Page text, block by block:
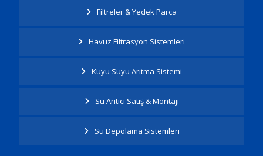
Filtreler & Yedek Parça
Havuz Filtrasyon Sistemleri
Kuyu Suyu Arıtma Sistemi
Su Arıtıcı Satış & Montajı
Su Depolama Sistemleri